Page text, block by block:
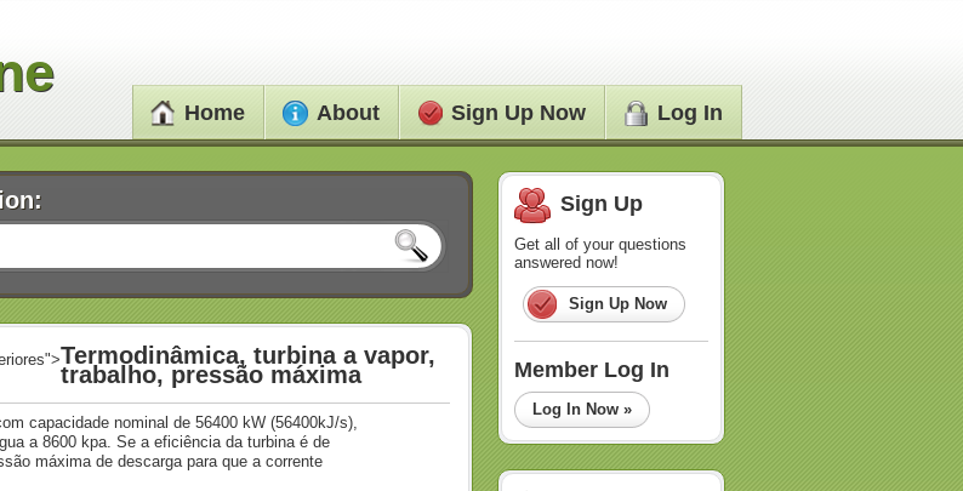
Home About Sign Up Now Log In
Termodinâmica, turbina a vapor,
trabalho, pressão máxima
capacidade nominal de 56400 kW (56400kJ/s),
a 8600 kpa. Se a eficiência da turbina é de
máxima de descarga para que a corrente
Sign Up
Get all of your questions
answered now!
Sign Up Now
Member Log In
Log In Now »